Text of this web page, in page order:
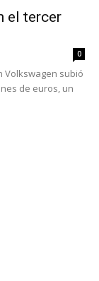
el tercer
0
Volkswagen subió
de euros, un